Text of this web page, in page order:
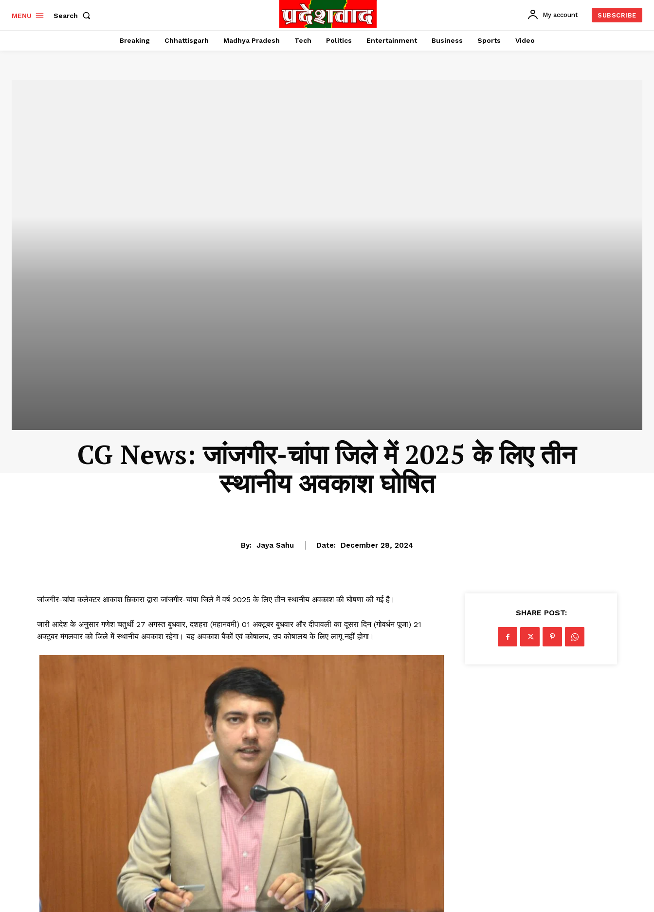
MENU Search My account SUBSCRIBE
Breaking Chhattisgarh Madhya Pradesh Tech Politics Entertainment Business Sports Video
CG News: जांजगीर-चांपा जिले में 2025 के लिए तीन
स्थानीय अवकाश घोषित
By: Jaya Sahu Date: December 28, 2024
जांजगीर-चांपा कलेक्टर आकाश छिकारा द्वारा जांजगीर-चांपा जिले में वर्ष 2025 के लिए तीन स्थानीय अवकाश की घोषणा की गई है।
जारी आदेश के अनुसार गणेश चतुर्थी 27 अगस्त बुधवार, दशहरा (महानवमी) 01 अक्टूबर बुधवार और दीपावली का दूसरा दिन (गोवर्धन पूजा) 21
अक्टूबर मंगलवार को जिले में स्थानीय अवकाश रहेगा। यह अवकाश बैंकों एवं कोषालय, उप कोषालय के लिए लागू नहीं होगा।
SHARE POST: